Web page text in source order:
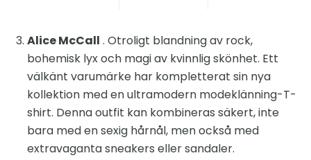
Alice McCall . Otroligt blandning av rock,
bohemisk lyx och magi av kvinnlig skönhet. Ett
välkänt varumärke har kompletterat sin nya
kollektion med en ultramodern modeklänning-T-
shirt. Denna outfit kan kombineras säkert, inte
bara med en sexig hårnål, men också med
extravaganta sneakers eller sandaler.